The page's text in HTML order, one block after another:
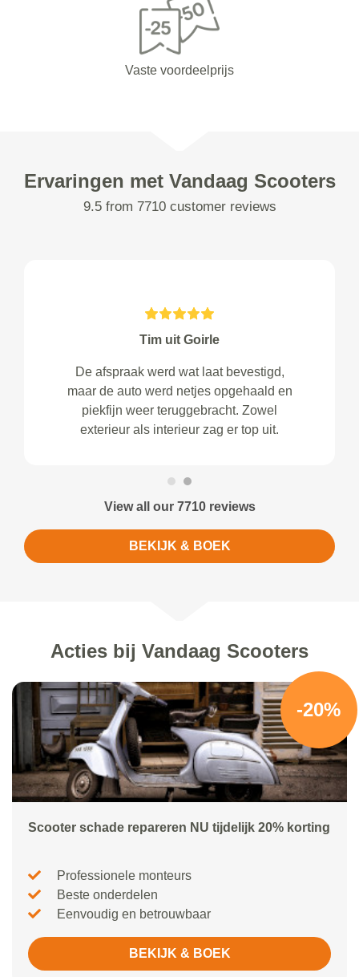
Vaste voordeelprijs
Ervaringen met Vandaag Scooters
9.5 from 7710 customer reviews
Tim uit Goirle
De afspraak werd wat laat bevestigd,
maar de auto werd netjes opgehaald en
piekfijn weer teruggebracht. Zowel
exterieur als interieur zag er top uit.
View all our 7710 reviews
BEKIJK & BOEK
Acties bij Vandaag Scooters
-20%
Scooter schade repareren NU tijdelijk 20% korting
Professionele monteurs
Beste onderdelen
Eenvoudig en betrouwbaar
BEKIJK & BOEK